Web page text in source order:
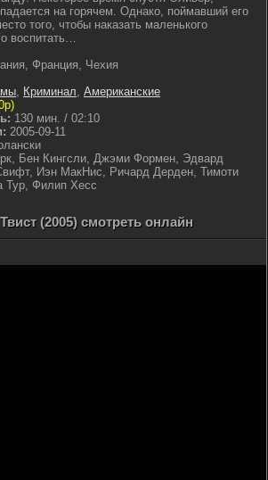
на горячем. Однако, поймавший его
того, чтобы наказать маленького
воспитать…
Франция, Чехия
, Криминал, Американские
130 мин. / 02:10
2005-09-11
Бен Кингсли, Джэми Формен, Эдвард
Иэн МакНис, Ричард Дерден, Тимоти
Тур, Филип Хесс
(2005) смотреть онлайн